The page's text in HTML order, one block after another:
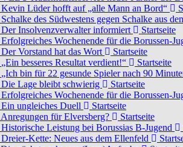
Kevin Lüder hofft auf „alle Mann an Bord“
Schalke des Südwestens gegen Schalke aus
Der Insolvenzverwalter informiert
Startseite
Erfolgreiches Wochenende für die Borussen-
Der Vorstand hat das Wort
Startseite
„Ein besseres Resultat verdient!“
Startseite
„Ich bin für 22 gesunde Spieler nach 90
Die Lage bleibt schwierig
Startseite
Erfolgreiches Wochenende für die Borussen-
Ein ungleiches Duell
Startseite
Anregungen für Elversberg?
Startseite
Historische Leistung bei Borussias B-Jugend
Dreier-Kette: Neues aus dem Ellenfeld